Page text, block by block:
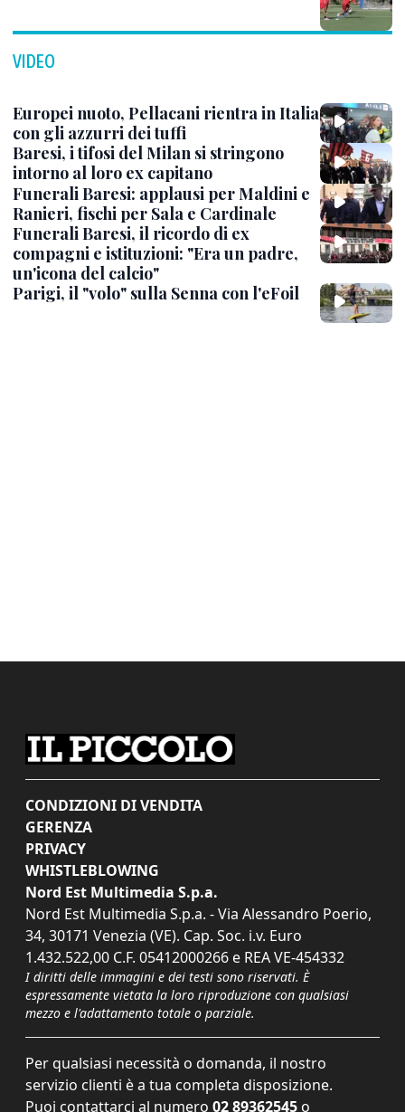
VIDEO
Europei nuoto, Pellacani rientra in Italia
con gli azzurri dei tuffi
Baresi, i tifosi del Milan si stringono
intorno al loro ex capitano
Funerali Baresi: applausi per Maldini e
Ranieri, fischi per Sala e Cardinale
Funerali Baresi, il ricordo di ex
compagni e istituzioni: "Era un padre,
un'icona del calcio"
Parigi, il "volo" sulla Senna con l'eFoil
CONDIZIONI DI VENDITA
GERENZA
PRIVACY
WHISTLEBLOWING
Nord Est Multimedia S.p.a.
Nord Est Multimedia S.p.a. - Via Alessandro Poerio,
34, 30171 Venezia (VE). Cap. Soc. i.v. Euro
1.432.522,00 C.F. 05412000266 e REA VE-454332
I diritti delle immagini e dei testi sono riservati. È
espressamente vietata la loro riproduzione con qualsiasi
mezzo e l'adattamento totale o parziale.
Per qualsiasi necessità o domanda, il nostro
servizio clienti è a tua completa disposizione.
Puoi contattarci al numero 02 89362545 o